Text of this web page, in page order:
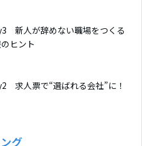
新人が辞めない職場をつくる
ヒント
求人票で“選ばれる会社”に！
グ